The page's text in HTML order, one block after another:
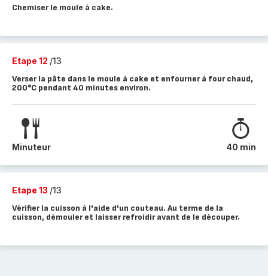
Chemiser le moule à cake.
Etape 12 /13
Verser la pâte dans le moule à cake et enfourner à four chaud,
200°C pendant 40 minutes environ.
Minuteur 40 min
Etape 13 /13
Vérifier la cuisson à l'aide d'un couteau. Au terme de la
cuisson, démouler et laisser refroidir avant de le découper.